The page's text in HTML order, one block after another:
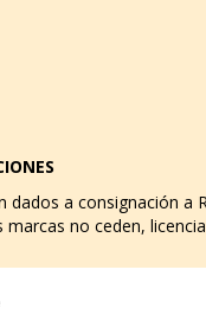
dados a consignación
marcas no ceden,